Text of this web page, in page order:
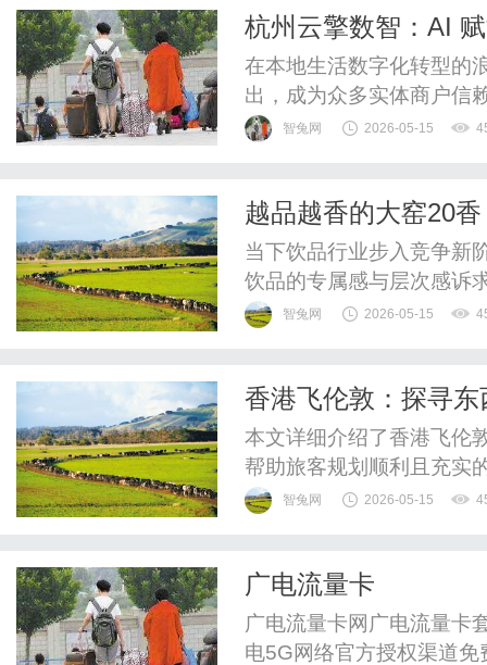
随身携带***登机，情况就
杭州云擎数智：AI
在本地生活数字化转型的
出，成为众多实体商户信
擎数智的独特魅力。精准
本。比如，传统商家自行
智兔网 2026-05-15
越品越香的大窑20
当下饮品行业步入竞争新
饮品的专属感与层次感诉
以“专注打造中国佐餐饮
道实现全新升级。佐餐饮
智兔网 2026-05-15
香港飞伦敦：探寻
本文详细介绍了香港飞伦
帮助旅客规划顺利且充实
智兔网 2026-05-15
广电流量卡
广电流量卡网广电流量卡
电5G网络官方授权渠道